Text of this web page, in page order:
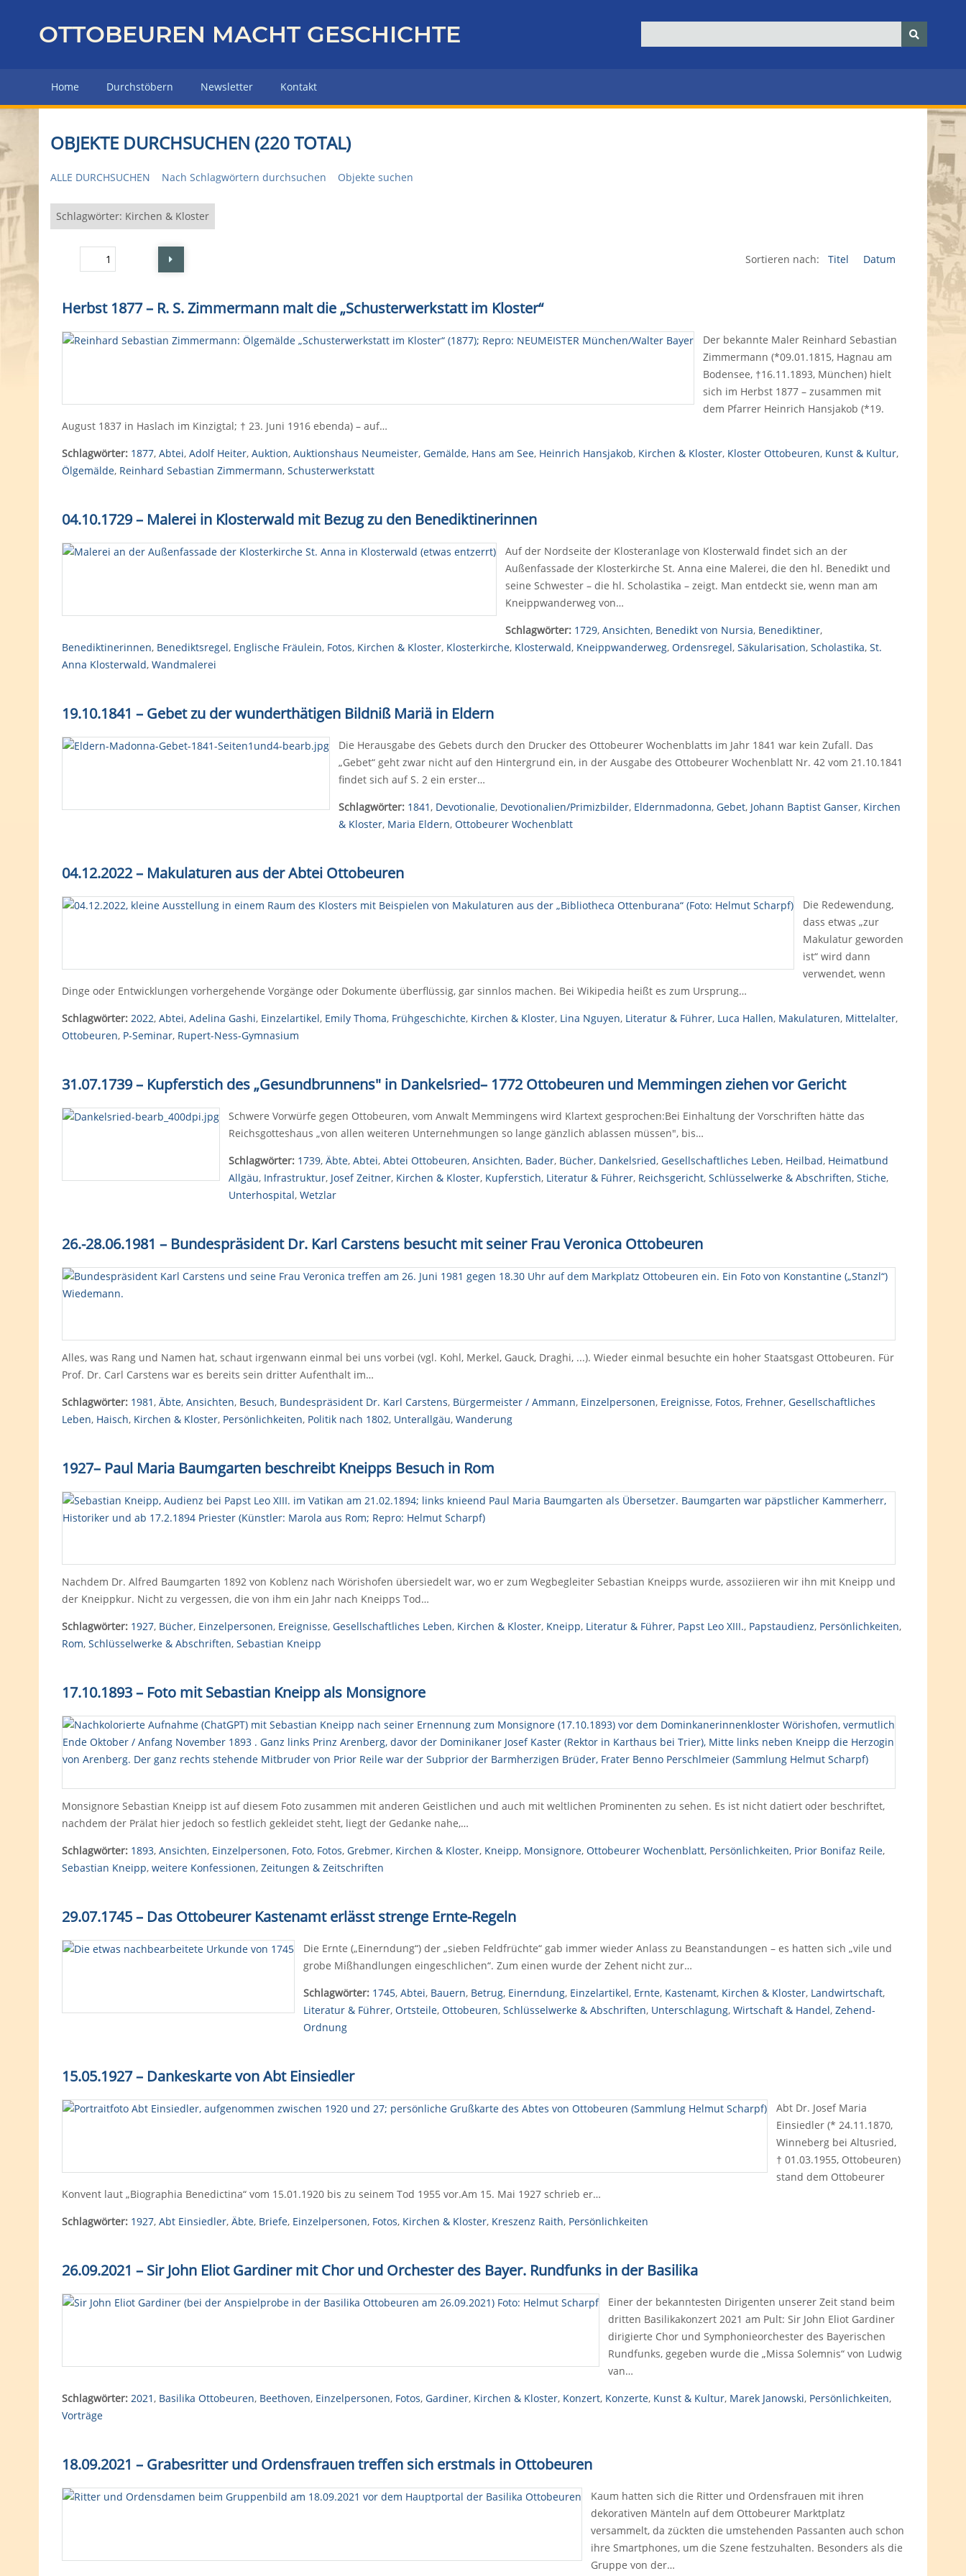
z
r
H
u
p
e
OTTOBEUREN MACHT GESCHICHTE
Home Durchstöbern Newsletter Kontakt
OBJEKTE DURCHSUCHEN (220 TOTAL)
ALLE DURCHSUCHEN Nach Schlagwörtern durchsuchen Objekte suchen
Schlagwörter: Kirchen & Kloster
Sortieren nach: Titel Datum
Herbst 1877 – R. S. Zimmermann malt die „Schusterwerkstatt im Kloster“
Der bekannte Maler Reinhard Sebastian
Zimmermann (*09.01.1815, Hagnau am
Bodensee, †16.11.1893, München) hielt
sich im Herbst 1877 – zusammen mit
dem Pfarrer Heinrich Hansjakob (*19.
August 1837 in Haslach im Kinzigtal; † 23. Juni 1916 ebenda) – auf…
Schlagwörter: 1877, Abtei, Adolf Heiter, Auktion, Auktionshaus Neumeister, Gemälde, Hans am See, Heinrich Hansjakob, Kirchen & Kloster, Kloster Ottobeuren, Kunst & Kultur,
Ölgemälde, Reinhard Sebastian Zimmermann, Schusterwerkstatt
04.10.1729 – Malerei in Klosterwald mit Bezug zu den Benediktinerinnen
Auf der Nordseite der Klosteranlage von Klosterwald findet sich an der
Außenfassade der Klosterkirche St. Anna eine Malerei, die den hl. Benedikt und
seine Schwester – die hl. Scholastika – zeigt. Man entdeckt sie, wenn man am
Kneippwanderweg von…
Schlagwörter: 1729, Ansichten, Benedikt von Nursia, Benediktiner,
Benediktinerinnen, Benediktsregel, Englische Fräulein, Fotos, Kirchen & Kloster, Klosterkirche, Klosterwald, Kneippwanderweg, Ordensregel, Säkularisation, Scholastika, St.
Anna Klosterwald, Wandmalerei
19.10.1841 – Gebet zu der wunderthätigen Bildniß Mariä in Eldern
Die Herausgabe des Gebets durch den Drucker des Ottobeurer Wochenblatts im Jahr 1841 war kein Zufall. Das
„Gebet“ geht zwar nicht auf den Hintergrund ein, in der Ausgabe des Ottobeurer Wochenblatt Nr. 42 vom 21.10.1841
findet sich auf S. 2 ein erster…
Schlagwörter: 1841, Devotionalie, Devotionalien/Primizbilder, Eldernmadonna, Gebet, Johann Baptist Ganser, Kirchen
& Kloster, Maria Eldern, Ottobeurer Wochenblatt
04.12.2022 – Makulaturen aus der Abtei Ottobeuren
Die Redewendung,
dass etwas „zur
Makulatur geworden
ist“ wird dann
verwendet, wenn
Dinge oder Entwicklungen vorhergehende Vorgänge oder Dokumente überflüssig, gar sinnlos machen. Bei Wikipedia heißt es zum Ursprung…
Schlagwörter: 2022, Abtei, Adelina Gashi, Einzelartikel, Emily Thoma, Frühgeschichte, Kirchen & Kloster, Lina Nguyen, Literatur & Führer, Luca Hallen, Makulaturen, Mittelalter,
Ottobeuren, P-Seminar, Rupert-Ness-Gymnasium
31.07.1739 – Kupferstich des „Gesundbrunnens" in Dankelsried–1772 Ottobeuren und Memmingen ziehen vor Gericht
Schwere Vorwürfe gegen Ottobeuren, vom Anwalt Memmingens wird Klartext gesprochen:Bei Einhaltung der Vorschriften hätte das
Reichsgotteshaus „von allen weiteren Unternehmungen so lange gänzlich ablassen müssen", bis…
Schlagwörter: 1739, Äbte, Abtei, Abtei Ottobeuren, Ansichten, Bader, Bücher, Dankelsried, Gesellschaftliches Leben, Heilbad, Heimatbund
Allgäu, Infrastruktur, Josef Zeitner, Kirchen & Kloster, Kupferstich, Literatur & Führer, Reichsgericht, Schlüsselwerke & Abschriften, Stiche,
Unterhospital, Wetzlar
26.-28.06.1981 – Bundespräsident Dr. Karl Carstens besucht mit seiner Frau Veronica Ottobeuren
Alles, was Rang und Namen hat, schaut irgenwann einmal bei uns vorbei (vgl. Kohl, Merkel, Gauck, Draghi, ...). Wieder einmal besuchte ein hoher Staatsgast Ottobeuren. Für
Prof. Dr. Carl Carstens war es bereits sein dritter Aufenthalt im…
Schlagwörter: 1981, Äbte, Ansichten, Besuch, Bundespräsident Dr. Karl Carstens, Bürgermeister / Ammann, Einzelpersonen, Ereignisse, Fotos, Frehner, Gesellschaftliches
Leben, Haisch, Kirchen & Kloster, Persönlichkeiten, Politik nach 1802, Unterallgäu, Wanderung
1927–Paul Maria Baumgarten beschreibt Kneipps Besuch in Rom
Nachdem Dr. Alfred Baumgarten 1892 von Koblenz nach Wörishofen übersiedelt war, wo er zum Wegbegleiter Sebastian Kneipps wurde, assoziieren wir ihn mit Kneipp und
der Kneippkur. Nicht zu vergessen, die von ihm ein Jahr nach Kneipps Tod…
Schlagwörter: 1927, Bücher, Einzelpersonen, Ereignisse, Gesellschaftliches Leben, Kirchen & Kloster, Kneipp, Literatur & Führer, Papst Leo XIII., Papstaudienz, Persönlichkeiten,
Rom, Schlüsselwerke & Abschriften, Sebastian Kneipp
17.10.1893 – Foto mit Sebastian Kneipp als Monsignore
Monsignore Sebastian Kneipp ist auf diesem Foto zusammen mit anderen Geistlichen und auch mit weltlichen Prominenten zu sehen. Es ist nicht datiert oder beschriftet,
nachdem der Prälat hier jedoch so festlich gekleidet steht, liegt der Gedanke nahe,…
Schlagwörter: 1893, Ansichten, Einzelpersonen, Foto, Fotos, Grebmer, Kirchen & Kloster, Kneipp, Monsignore, Ottobeurer Wochenblatt, Persönlichkeiten, Prior Bonifaz Reile,
Sebastian Kneipp, weitere Konfessionen, Zeitungen & Zeitschriften
29.07.1745 – Das Ottobeurer Kastenamt erlässt strenge Ernte-Regeln
Die Ernte („Einerndung“) der „sieben Feldfrüchte“ gab immer wieder Anlass zu Beanstandungen – es hatten sich „vile und
grobe Mißhandlungen eingeschlichen“. Zum einen wurde der Zehent nicht zur…
Schlagwörter: 1745, Abtei, Bauern, Betrug, Einerndung, Einzelartikel, Ernte, Kastenamt, Kirchen & Kloster, Landwirtschaft,
Literatur & Führer, Ortsteile, Ottobeuren, Schlüsselwerke & Abschriften, Unterschlagung, Wirtschaft & Handel, Zehend-
Ordnung
15.05.1927 – Dankeskarte von Abt Einsiedler
Abt Dr. Josef Maria
Einsiedler (* 24.11.1870,
Winneberg bei Altusried,
† 01.03.1955, Ottobeuren)
stand dem Ottobeurer
Konvent laut „Biographia Benedictina“ vom 15.01.1920 bis zu seinem Tod 1955 vor.Am 15. Mai 1927 schrieb er…
Schlagwörter: 1927, Abt Einsiedler, Äbte, Briefe, Einzelpersonen, Fotos, Kirchen & Kloster, Kreszenz Raith, Persönlichkeiten
26.09.2021 – Sir John Eliot Gardiner mit Chor und Orchester des Bayer. Rundfunks in der Basilika
Einer der bekanntesten Dirigenten unserer Zeit stand beim
dritten Basilikakonzert 2021 am Pult: Sir John Eliot Gardiner
dirigierte Chor und Symphonieorchester des Bayerischen
Rundfunks, gegeben wurde die „Missa Solemnis“ von Ludwig
van…
Schlagwörter: 2021, Basilika Ottobeuren, Beethoven, Einzelpersonen, Fotos, Gardiner, Kirchen & Kloster, Konzert, Konzerte, Kunst & Kultur, Marek Janowski, Persönlichkeiten,
Vorträge
18.09.2021 – Grabesritter und Ordensfrauen treffen sich erstmals in Ottobeuren
Kaum hatten sich die Ritter und Ordensfrauen mit ihren
dekorativen Mänteln auf dem Ottobeurer Marktplatz
versammelt, da zückten die umstehenden Passanten auch schon
ihre Smartphones, um die Szene festzuhalten. Besonders als die
Gruppe von der…